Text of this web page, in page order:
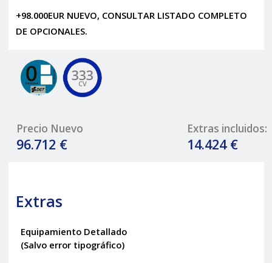
+98.000EUR NUEVO, CONSULTAR LISTADO COMPLETO
DE OPCIONALES.
333
CV
Precio Nuevo
96.712 €
Extras incluidos:
14.424 €
Extras
Equipamiento Detallado
(Salvo error tipográfico)